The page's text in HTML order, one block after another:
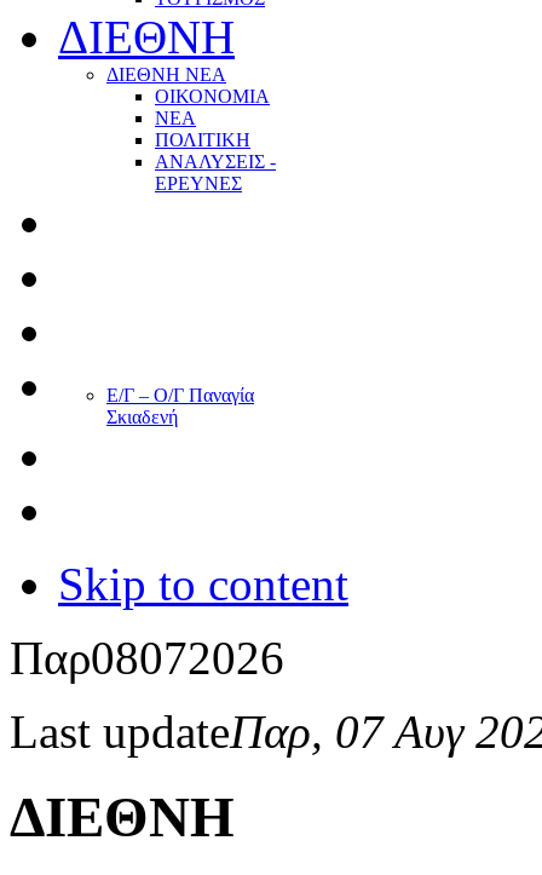
ΔΙΕΘΝΗ
ΔΙΕΘΝΗ ΝΕΑ
ΟΙΚΟΝΟΜΙΑ
ΝΕΑ
ΠΟΛΙΤΙΚΗ
ΑΝΑΛΥΣΕΙΣ -
ΕΡΕΥΝΕΣ
Ε/Γ – Ο/Γ Παναγία
Σκιαδενή
Skip to content
Παρ08072026
Last updateΠαρ, 07 Αυγ
ΔΙΕΘΝΗ